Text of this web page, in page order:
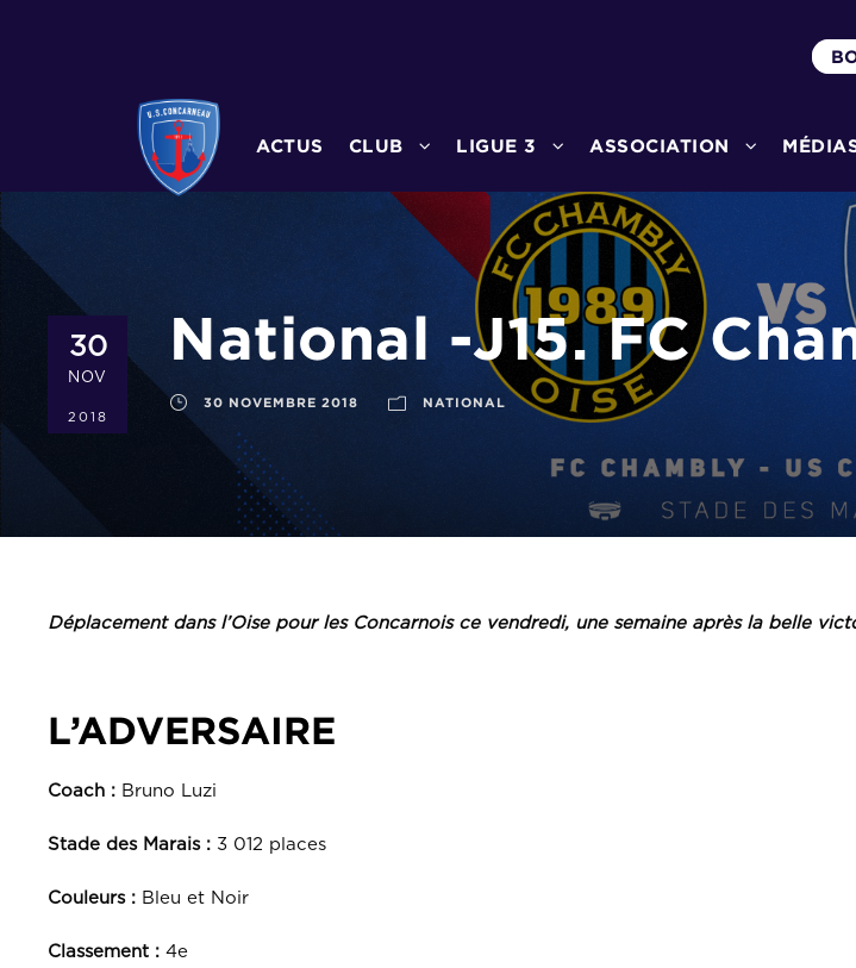
ACTUS CLUB LIGUE 3 ASSOCIATION
30
NOV
2018
National -J15. FC
30 NOVEMBRE 2018 NATIONAL
Déplacement dans l’Oise pour les Concarnois ce vendredi, une semaine après la belle
L’ADVERSAIRE
Coach : Bruno Luzi
Stade des Marais : 3 012 places
Couleurs : Bleu et Noir
Classement : 4e